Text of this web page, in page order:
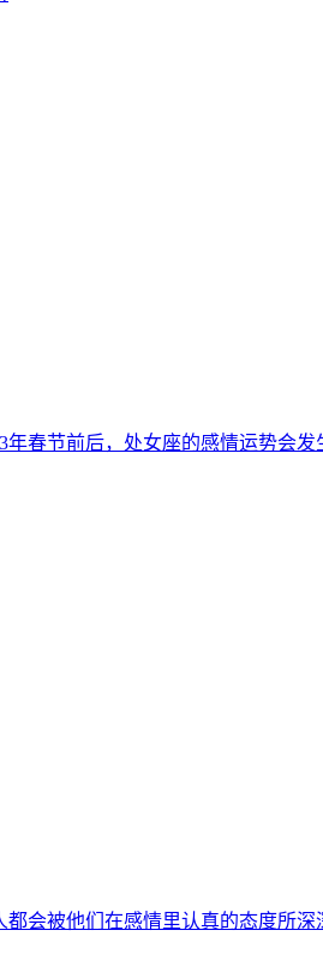
春节前后，处女座的感情运势会
会被他们在感情里认真的态度所